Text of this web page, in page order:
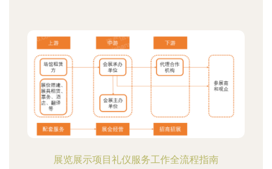
展览展示项目礼仪服务工作全流程指南